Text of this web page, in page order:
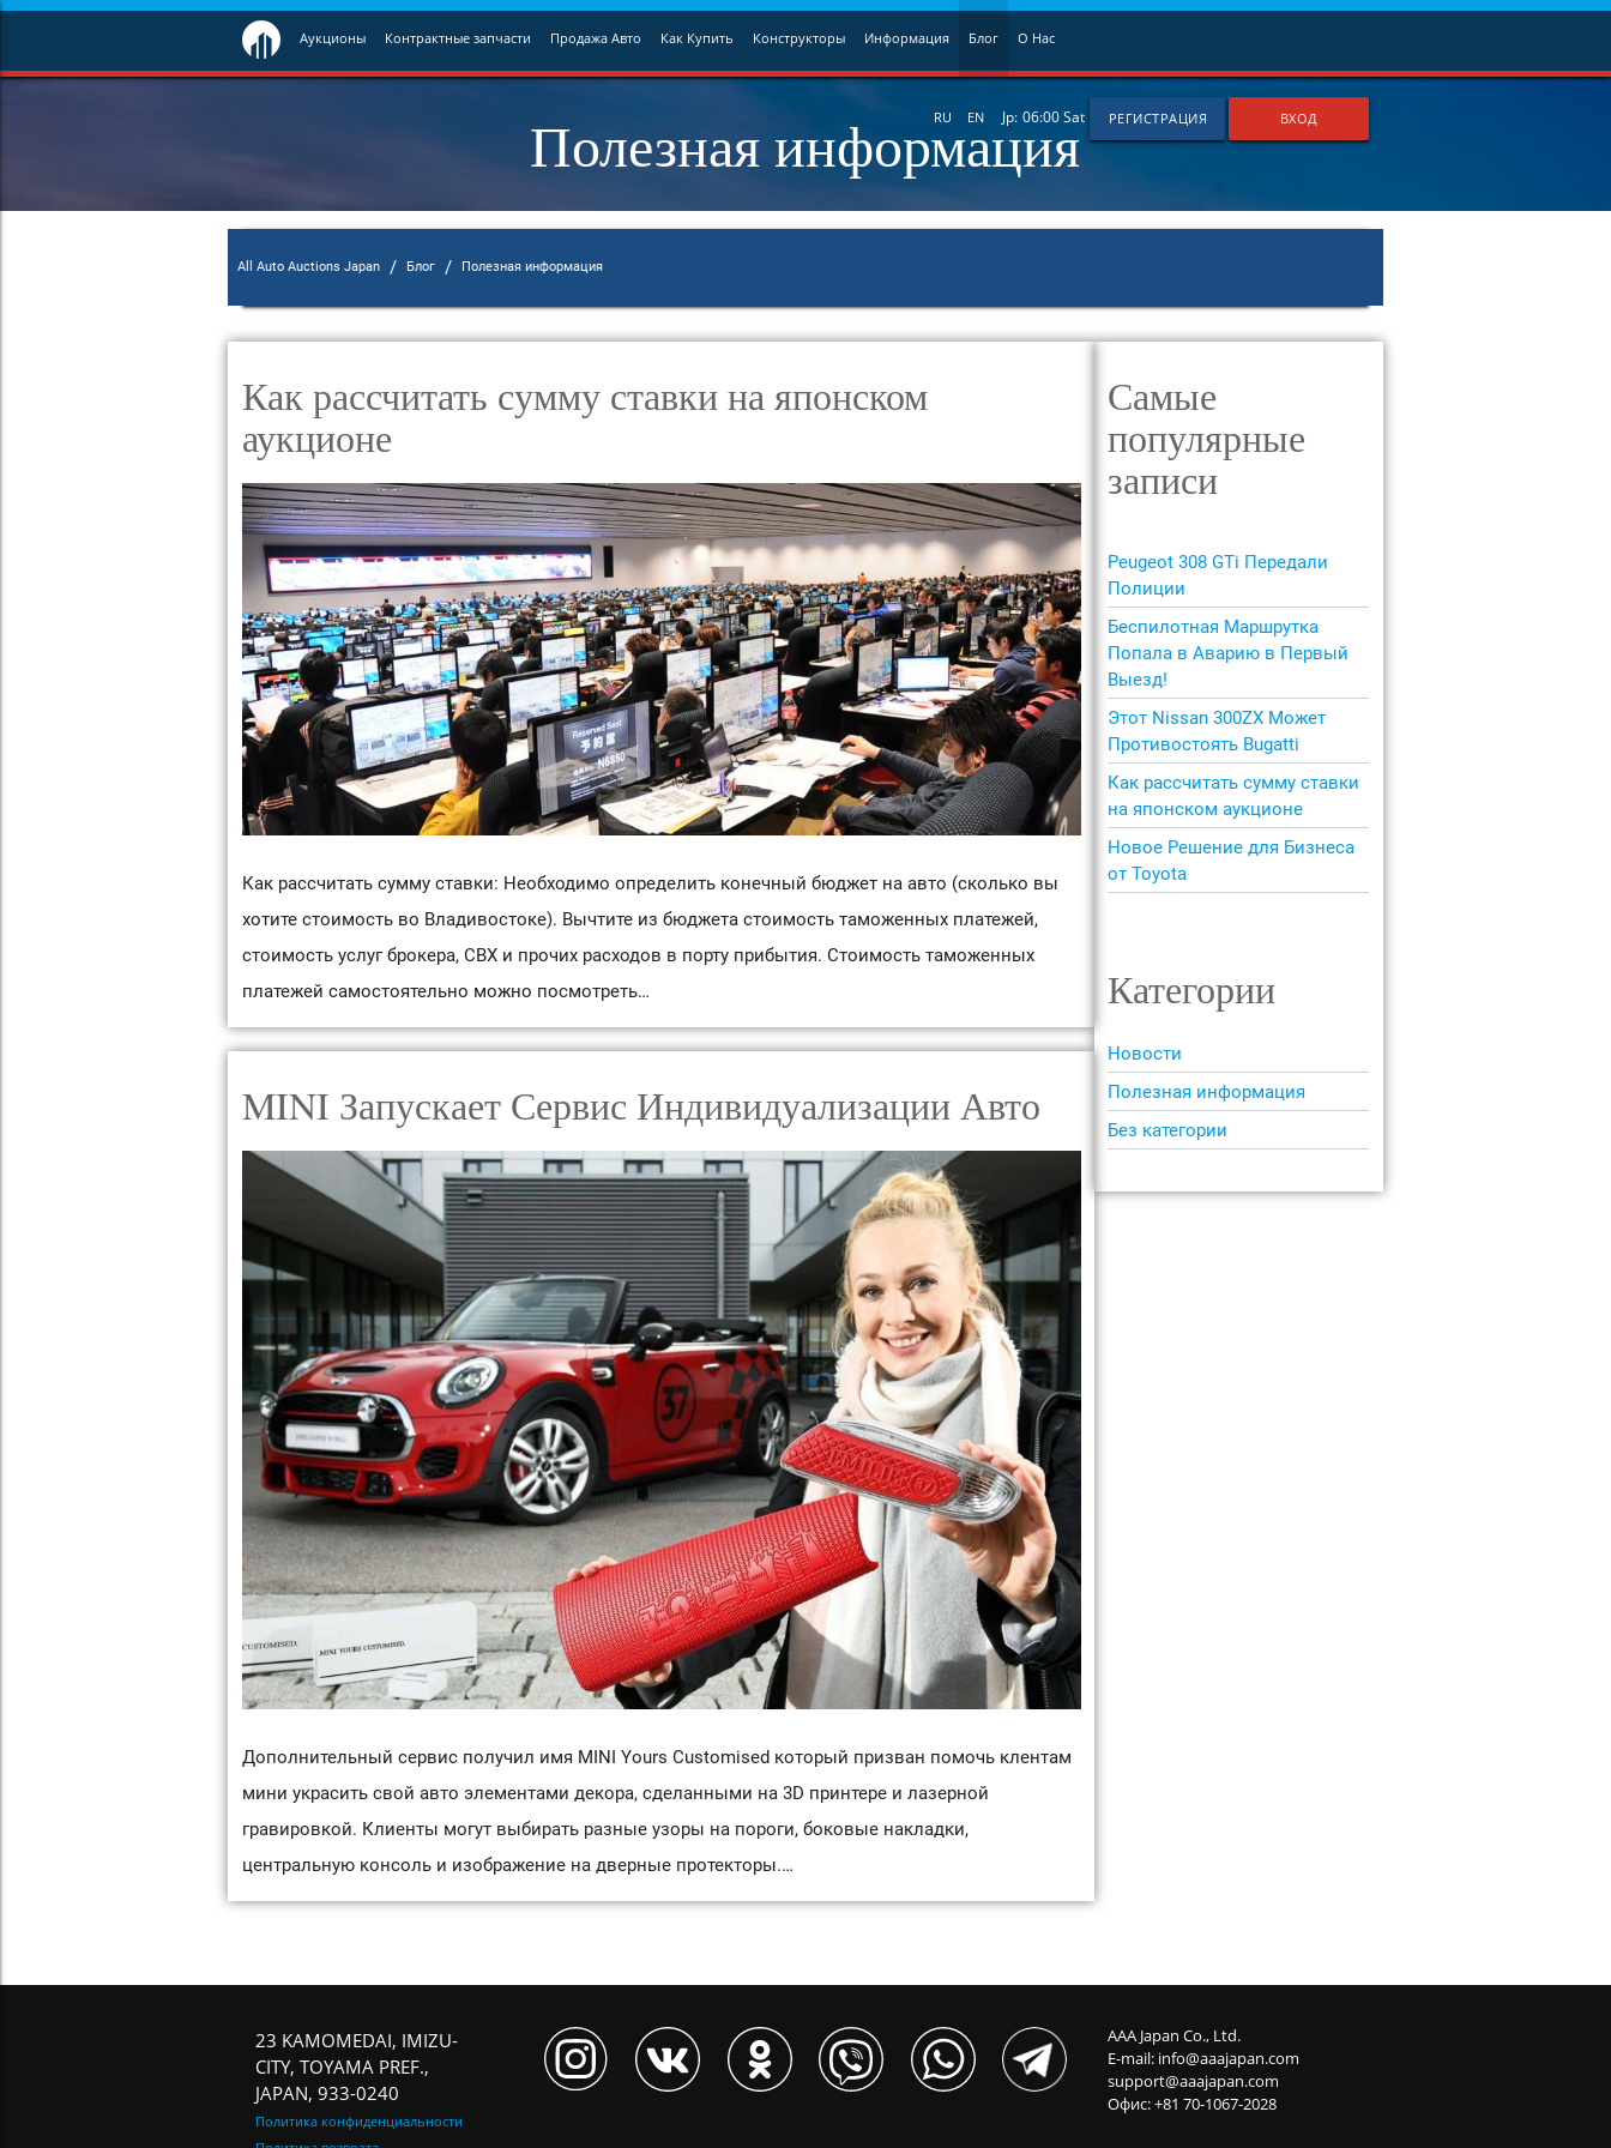
Аукционы Контрактные запчасти Продажа Авто Как Купить Конструкторы Информация Блог О Нас
Jp: 06:00Sat РЕГИСТРАЦИЯ ВХОД
RU EN
Полезная информация
All Auto Auctions Japan / Блог / Полезная информация
Как рассчитать сумму ставки на японском
аукционе
Как рассчитать сумму ставки: Необходимо определить конечный бюджет на авто (сколько вы
хотите стоимость во Владивостоке). Вычтите из бюджета стоимость таможенных платежей,
стоимость услуг брокера, СВХ и прочих расходов в порту прибытия. Стоимость таможенных
платежей самостоятельно можно посмотреть…
MINI Запускает Сервис Индивидуализации Авто
Дополнительный сервис получил имя MINI Yours Customised который призван помочь клентам
мини украсить свой авто элементами декора, сделанными на 3D принтере и лазерной
гравировкой. Клиенты могут выбирать разные узоры на пороги, боковые накладки,
центральную консоль и изображение на дверные протекторы.…
Самые
популярные
записи
Peugeot 308 GTi Передали
Полиции
Беспилотная Маршрутка
Попала в Аварию в Первый
Выезд!
Этот Nissan 300ZX Может
Противостоять Bugatti
Как рассчитать сумму ставки
на японском аукционе
Новое Решение для Бизнеса
от Toyota
Категории
Новости
Полезная информация
Без категории
23 KAMOMEDAI, IMIZU-
CITY, TOYAMA PREF.,
JAPAN, 933-0240
Политика конфиденциальности
AAA Japan Co., Ltd.
E-mail: info@aaajapan.com
support@aaajapan.com
Офис: +81 70-1067-2028